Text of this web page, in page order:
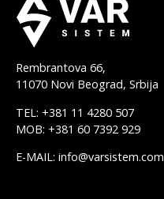
Rembrantova 66,
11070 Novi Beograd, Srbija
TEL: +381 11 4280 507
MOB: +381 60 7392 929
E-MAIL: info@varsistem.com